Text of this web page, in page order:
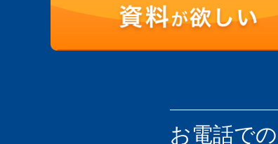
お電話での